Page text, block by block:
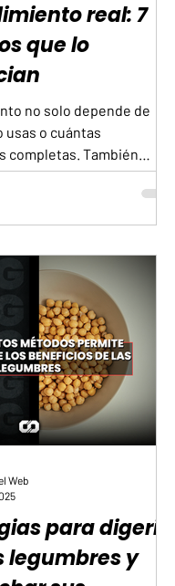
real: 7
que lo
no solo depende de
usas o cuántas
completas. También
te mueves, si mantienes
puedes controlar cada
equilibrio, trabajo del
unilaterales, es más
responde tu cuerpo en
de
Estos ejercicios
si hay diferencias entre
para digerir
legumbres y
Web